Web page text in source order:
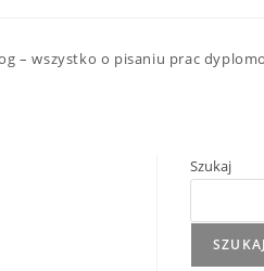
– wszystko o pisaniu prac
Szukaj
SZUKAJ